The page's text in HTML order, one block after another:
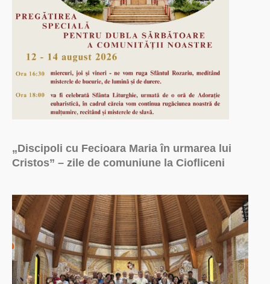
„Discipoli cu Fecioara Maria în urmarea lui
Cristos” – zile de comuniune la Ciofliceni